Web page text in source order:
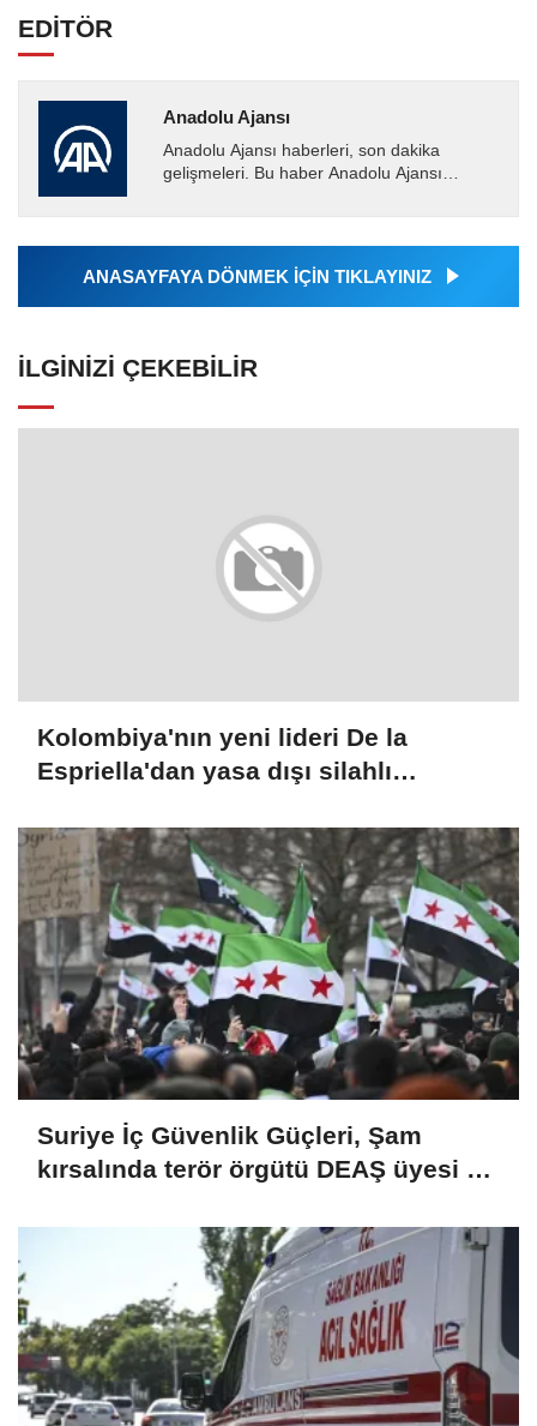
EDİTÖR
Anadolu Ajansı
Anadolu Ajansı haberleri, son dakika
gelişmeleri. Bu haber Anadolu Ajansı
tarafından geçilen tüm...
ANASAYFAYA DÖNMEK İÇİN TIKLAYINIZ
İLGINIZI ÇEKEBILIR
Kolombiya'nın yeni lideri De la
Espriella'dan yasa dışı silahlı
Suriye İç Güvenlik Güçleri, Şam
kırsalında terör örgütü DEAŞ üyesi 2